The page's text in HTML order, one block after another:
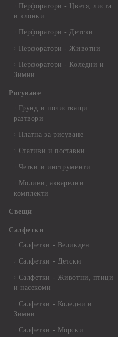
Перфоратори - Цветя, листа
и клонки
Перфоратори - Детски
Перфоратори - Животни
Перфоратори - Коледни и
Зимни
Рисуване
Грунд и почистващи
разтвори
Платна за рисуване
Стативи и поставки
Четки и инструменти
Моливи, акварелни
комплекти
Свещи
Салфетки
Салфетки - Великден
Салфетки - Детски
Салфетки - Животни, птици
и насекоми
Салфетки - Коледни и
Зимни
Салфетки - Морски